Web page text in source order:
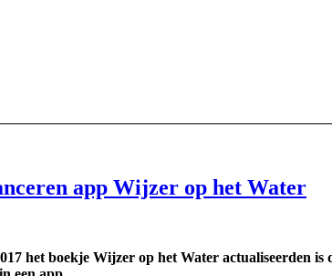
app Wijzer op het Water
het boekje Wijzer op het Water actualiseerden